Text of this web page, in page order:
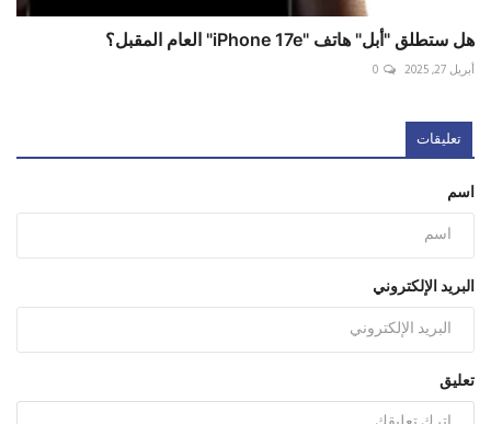
هل ستطلق "أبل" هاتف "iPhone 17e" العام المقبل؟
أبريل 27, 2025 0
تعليقات
اسم
البريد الإلكتروني
تعليق